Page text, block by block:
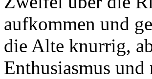
aufkommen und
die Alte knurrig,
Enthusiasmus